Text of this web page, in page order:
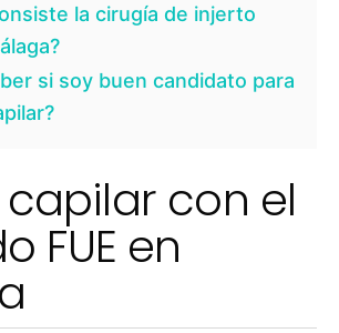
la cirugía de injerto
si soy buen candidato para
con el
FUE en